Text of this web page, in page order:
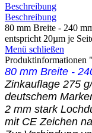
Beschreibung
Beschreibung
80 mm Breite - 240
entspricht 20µm je
Menü schließen
Produktinformationen
80 mm Breite -
Zinkauflage 275
deutschem
2 mm stark
mit CE Zeichen